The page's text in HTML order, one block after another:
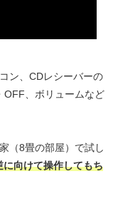
ン、CDレシーバーの
OFF、ボリュームなど
（8畳の部屋）で試し
に向けて操作してもち